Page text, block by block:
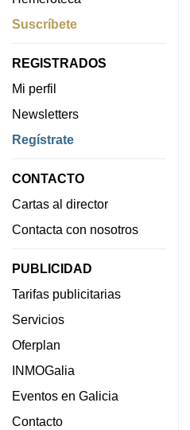
Suscríbete
REGISTRADOS
Mi perfil
Newsletters
Regístrate
CONTACTO
Cartas al director
Contacta con nosotros
PUBLICIDAD
Tarifas publicitarias
Servicios
Oferplan
INMOGalia
Eventos en Galicia
Contacto